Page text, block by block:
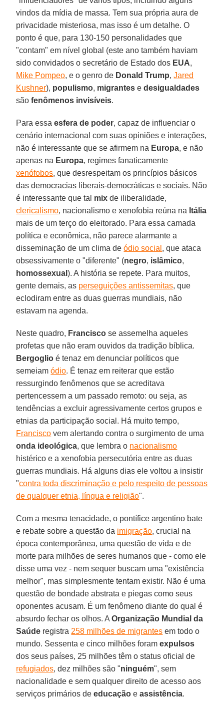
vindos da mídia de massa. Tem sua própria aura de
privacidade misteriosa, mas isso é um detalhe. O
ponto é que, para 130-150 personalidades que
"contam" em nível global (este ano também haviam
sido convidados o secretário de Estado dos EUA,
Mike Pompeo, e o genro de Donald Trump,Jared
Kushner), populismo, migrantes edesigualdades
sãofenômenos invisíveis.
Para essaesfera de poder, capaz de influenciar o
cenário internacional com suas opiniões e interações,
não é interessante que se afirmem na Europa, e não
apenas na Europa, regimes fanaticamente
xenófobos, que desrespeitam os princípios básicos
das democracias liberais-democráticas e sociais. Não
é interessante que tal mix de iliberalidade,
clericalismo, nacionalismo e xenofobia reúna na Itália
mais de um terço do eleitorado. Para essa camada
política e econômica, não parece alarmante a
disseminação de um clima deódio social , que ataca
obsessivamente o "diferente" (negro, islâmico,
homossexual). A história se repete. Para muitos,
gente demais, as perseguições antissemitas, que
eclodiram entre as duas guerras mundiais, não
estavam na agenda.
Neste quadro, Francisco se assemelha aqueles
profetas que não eram ouvidos da tradição bíblica.
Bergoglio é tenaz em denunciar políticos que
semeiamódio. É tenaz em reiterar que estão
ressurgindo fenômenos que se acreditava
pertencessem a um passado remoto: ou seja, as
tendências a excluir agressivamente certos grupos e
etnias da participação social. Há muito tempo,
Francisco vem alertando contra o surgimento de uma
onda ideológica, que lembra o nacionalismo
histérico e a xenofobia persecutória entre as duas
guerras mundiais. Há alguns dias ele voltou a insistir
"contra toda discriminação e pelo respeito de pessoas
de qualquer etnia, língua e religião".
Com a mesma tenacidade, o pontífice argentino bate
e rebate sobre a questão da imigração, crucial na
época contemporânea, uma questão de vida e de
morte para milhões de seres humanos que - como ele
disse uma vez - nem sequer buscam uma "existência
melhor", mas simplesmente tentam existir. Não é uma
questão de bondade abstrata e piegas como seus
oponentes acusam. É um fenômeno diante do qual é
absurdo fechar os olhos. AOrganização Mundial da
Saúde registra 258 milhões de migrantes em todo o
mundo. Sessenta e cinco milhões foramexpulsos
dos seus países, 25 milhões têm o status oficial de
refugiados, dez milhões são "ninguém", sem
nacionalidade e sem qualquer direito de acesso aos
serviços primários deeducação eassistência.